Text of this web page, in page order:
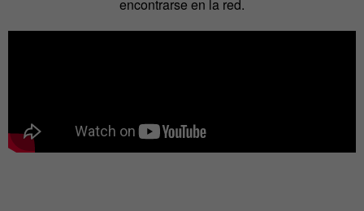
encontrarse en la red.